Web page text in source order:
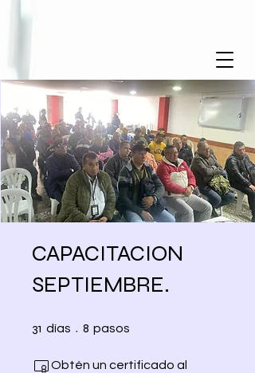
CAPACITACION
SEPTIEMBRE.
31 días 31 días
8 pasos
Obtén un certificado al